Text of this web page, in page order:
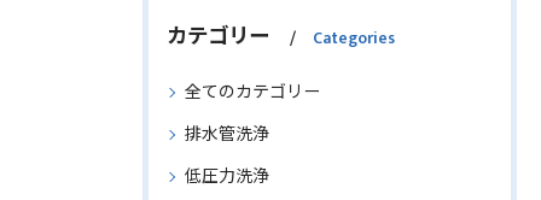
カテゴリー Categories
全てのカテゴリー
排水管洗浄
低圧力洗浄